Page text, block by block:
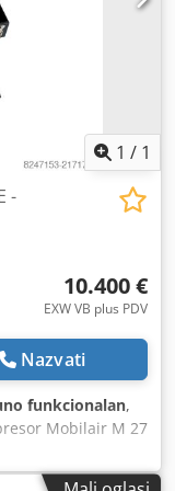
1 / 1
-
10.400 €
EXW VB plus PDV
Nazvati
funkcionalan,
Mobilair M 27
iz profesionalnog
Einbeck.